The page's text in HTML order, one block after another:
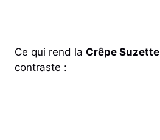
Ce qui rend la Crêpe Suzette
contraste :